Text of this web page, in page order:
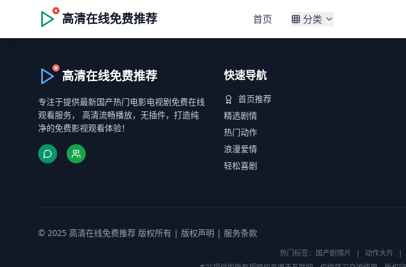
高清在线免费推荐 首页 分类
高清在线免费推荐
专注于提供最新国产热门电影电视剧免费在线
观看服务， 高清流畅播放，无插件，打造纯
净的免费影视观看体验！
快速导航
首页推荐
精选剧情
热门动作
浪漫爱情
轻松喜剧
© 2025 高清在线免费推荐 版权所有 | 版权声明 | 服务条款
热门标签： 国产剧情片 | 动作大片 |